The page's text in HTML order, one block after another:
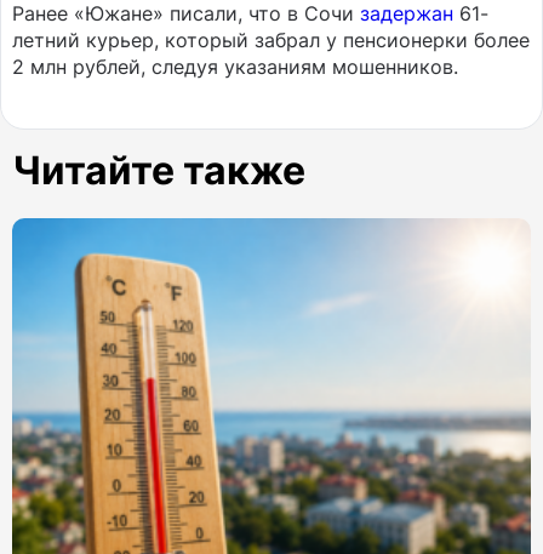
Ранее «Южане» писали, что в Сочи задержан 61-
летний курьер, который забрал у пенсионерки более
2 млн рублей, следуя указаниям мошенников.
Читайте также